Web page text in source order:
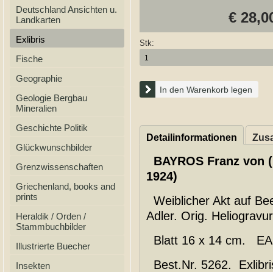
Deutschland Ansichten u.
Landkarten
Exlibris
Fische
Geographie
Geologie Bergbau
Mineralien
Geschichte Politik
Glückwunschbilder
Grenzwissenschaften
Griechenland, books and
prints
Heraldik / Orden /
Stammbuchbilder
Illustrierte Buecher
Insekten
€
Stk:
In den Warenkorb legen
Detailinformationen
BAYROS Franz von
1924)
Weiblicher Akt auf
Adler. Orig.
Blatt 16 x 14 cm.
Best.Nr. 5262.